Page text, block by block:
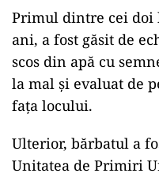
Primul dintre cei doi
ani, a fost găsit de
scos din apă cu
la mal și evaluat de
fața locului.
Ulterior, bărbatul a
Unitatea de Primiri